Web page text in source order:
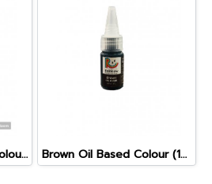
Turquoise Oil Based Colour (10g) Brown Oil Based Colour (10g)